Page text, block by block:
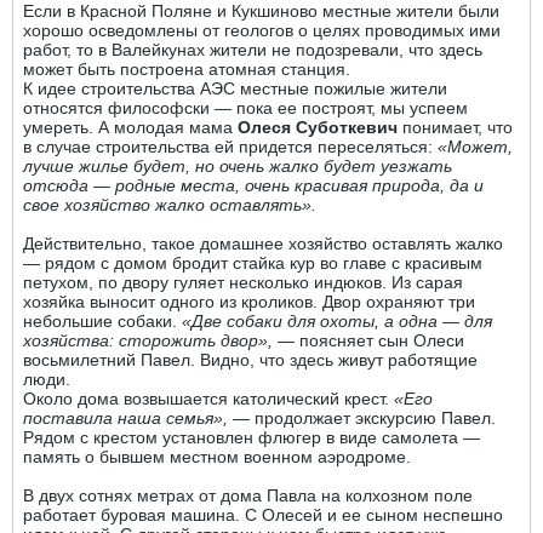
Если в Красной Поляне и Кукшиново местные жители были
хорошо осведомлены от геологов о целях проводимых ими
работ, то в Валейкунах жители не подозревали, что здесь
может быть построена атомная станция.
К идее строительства АЭС местные пожилые жители
относятся философски — пока ее построят, мы успеем
умереть. А молодая мама Олеся Суботкевич понимает, что
в случае строительства ей придется переселяться: «Может,
лучше жилье будет, но очень жалко будет уезжать
отсюда — родные места, очень красивая природа, да и
свое хозяйство жалко оставлять».
Действительно, такое домашнее хозяйство оставлять жалко
— рядом с домом бродит стайка кур во главе с красивым
петухом, по двору гуляет несколько индюков. Из сарая
хозяйка выносит одного из кроликов. Двор охраняют три
небольшие собаки. «Две собаки для охоты, а одна — для
хозяйства: сторожить двор», — поясняет сын Олеси
восьмилетний Павел. Видно, что здесь живут работящие
люди.
Около дома возвышается католический крест. «Его
поставила наша семья», — продолжает экскурсию Павел.
Рядом с крестом установлен флюгер в виде самолета —
память о бывшем местном военном аэродроме.
В двух сотнях метрах от дома Павла на колхозном поле
работает буровая машина. С Олесей и ее сыном неспешно